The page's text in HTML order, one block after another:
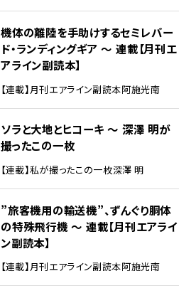
機体の離陸を手助けするセミレバー
ド・ランディングギア ～ 連載【月刊エ
アライン副読本】
【連載】月刊エアライン副読本阿施光南
ソラと大地とヒコーキ ～ 深澤 明が
撮ったこの一枚
【連載】私が撮ったこの一枚深澤 明
”旅客機用の輸送機”、ずんぐり胴体
の特殊飛行機 ～ 連載【月刊エアライ
ン副読本】
【連載】月刊エアライン副読本阿施光南